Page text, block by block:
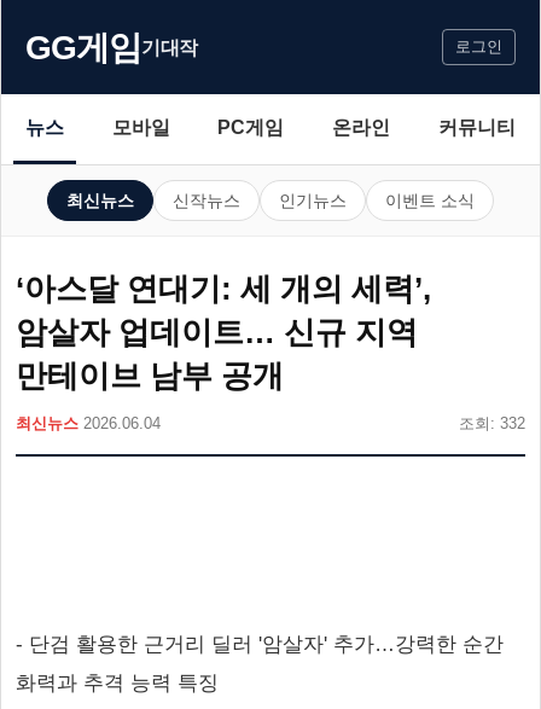
GG게임기대작 로그인
뉴스 모바일 PC게임 온라인 커뮤니티
최신뉴스 신작뉴스 인기뉴스 이벤트 소식
‘아스달 연대기: 세 개의 세력’,
암살자 업데이트… 신규 지역
만테이브 남부 공개
최신뉴스 2026.06.04 조회: 332
- 단검 활용한 근거리 딜러 '암살자' 추가…강력한 순간
화력과 추격 능력 특징